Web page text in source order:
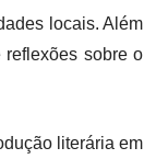
locais. Além
sobre o
literária em